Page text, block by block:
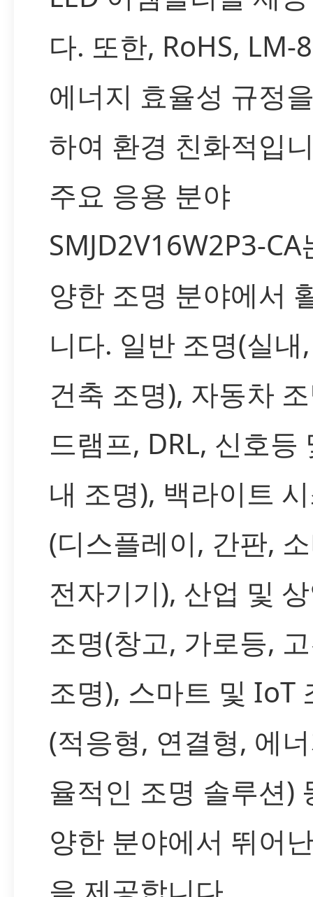
다. 또한, RoHS, LM-
에너지 효율성 규정
하여 환경 친화적입
주요 응용 분야
SMJD2V16W2P3-CA
양한 조명 분야에서
니다. 일반 조명(실내
건축 조명), 자동차
드램프, DRL, 신호등
내 조명), 백라이트
(디스플레이, 간판,
전자기기), 산업 및
조명(창고, 가로등,
조명), 스마트 및 IoT
(적응형, 연결형, 에
율적인 조명 솔루션)
양한 분야에서 뛰어